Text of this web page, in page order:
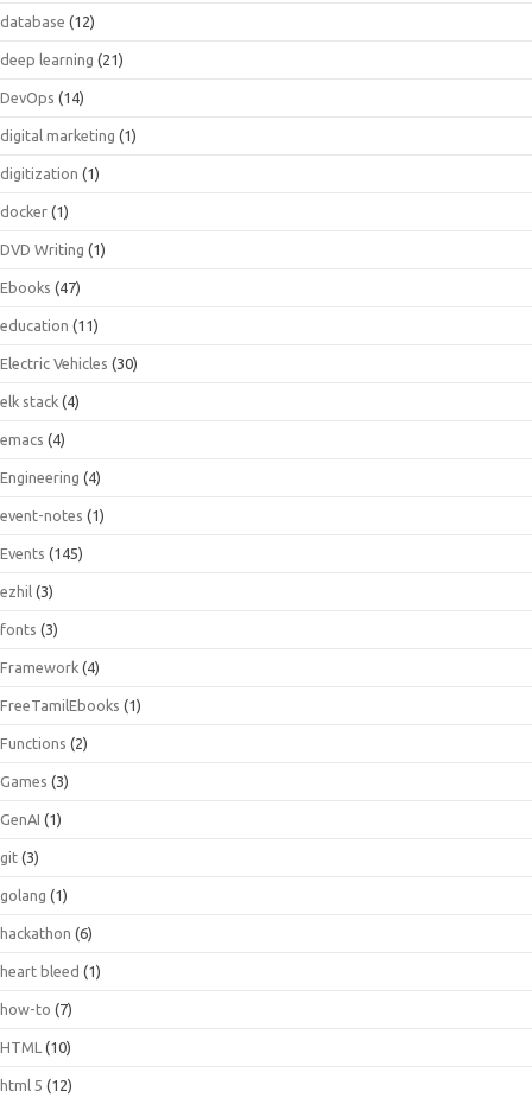
database (12)
deep learning (21)
DevOps (14)
digital marketing (1)
digitization (1)
docker (1)
DVD Writing (1)
Ebooks (47)
education (11)
Electric Vehicles (30)
elk stack (4)
emacs (4)
Engineering (4)
event-notes (1)
Events (145)
ezhil (3)
fonts (3)
Framework (4)
FreeTamilEbooks (1)
Functions (2)
Games (3)
GenAI (1)
git (3)
golang (1)
hackathon (6)
heart bleed (1)
how-to (7)
HTML (10)
html 5 (12)